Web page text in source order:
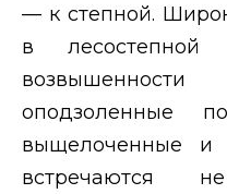
— к степной.
в лесостепной
оподзоленные
выщелоченные и
встречаются